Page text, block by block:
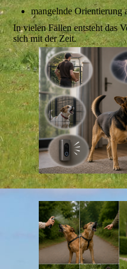
mangelnde Orientierung
In vielen Fällen entsteht das
sich mit der Zeit.